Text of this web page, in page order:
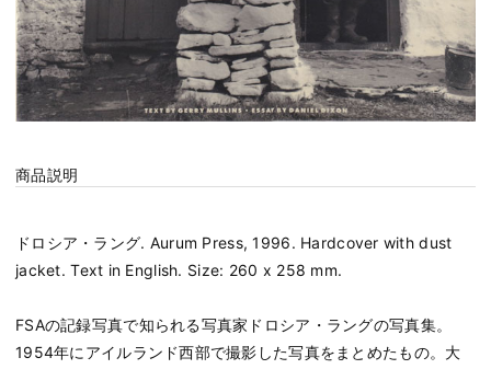
商品説明
ドロシア・ラング. Aurum Press, 1996. Hardcover with dust
jacket. Text in English. Size: 260 x 258 mm.
FSAの記録写真で知られる写真家ドロシア・ラングの写真集。
1954年にアイルランド西部で撮影した写真をまとめたもの。大